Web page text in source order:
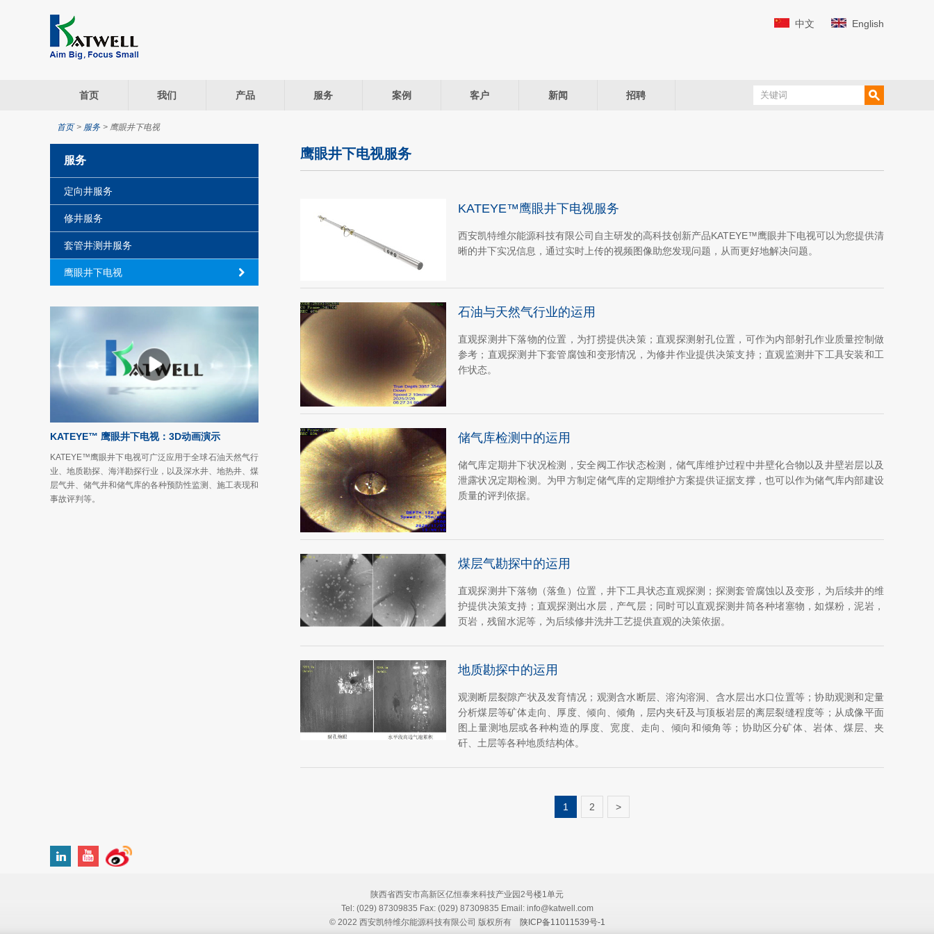
中文 English
首页 我们 产品 服务 案例 客户 新闻 招聘
首页 > 服务 > 鹰眼井下电视
服务
定向井服务
修井服务
套管井测井服务
鹰眼井下电视
KATEYE™ 鹰眼井下电视：3D动画演示
KATEYE™鹰眼井下电视可广泛应用于全球石油天然气行
业、地质勘探、海洋勘探行业，以及深水井、地热井、煤
层气井、储气井和储气库的各种预防性监测、施工表现和
事故评判等。
鹰眼井下电视服务
KATEYE™鹰眼井下电视服务
西安凯特维尔能源科技有限公司自主研发的高科技创新产品KATEYE™鹰眼井下电视可以为您提供清
晰的井下实况信息，通过实时上传的视频图像助您发现问题，从而更好地解决问题。
石油与天然气行业的运用
直观探测井下落物的位置，为打捞提供决策；直观探测射孔位置，可作为内部射孔作业质量控制做
参考；直观探测井下套管腐蚀和变形情况，为修井作业提供决策支持；直观监测井下工具安装和工
作状态。
储气库检测中的运用
储气库定期井下状况检测，安全阀工作状态检测，储气库维护过程中井壁化合物以及井壁岩层以及
泄露状况定期检测。为甲方制定储气库的定期维护方案提供证据支撑，也可以作为储气库内部建设
质量的评判依据。
煤层气勘探中的运用
直观探测井下落物（落鱼）位置，井下工具状态直观探测；探测套管腐蚀以及变形，为后续井的维
护提供决策支持；直观探测出水层，产气层；同时可以直观探测井筒各种堵塞物，如煤粉，泥岩，
页岩，残留水泥等，为后续修井洗井工艺提供直观的决策依据。
地质勘探中的运用
观测断层裂隙产状及发育情况；观测含水断层、溶沟溶洞、含水层出水口位置等；协助观测和定量
分析煤层等矿体走向、厚度、倾向、倾角，层内夹矸及与顶板岩层的离层裂缝程度等；从成像平面
图上量测地层或各种构造的厚度、宽度、走向、倾向和倾角等；协助区分矿体、岩体、煤层、夹
矸、土层等各种地质结构体。
1 2 >
陕西省西安市高新区亿恒泰来科技产业园2号楼1单元
Tel: (029) 87309835 Fax: (029) 87309835 Email: info@katwell.com
© 2022 西安凯特维尔能源科技有限公司 版权所有
陕ICP备11011539号-1